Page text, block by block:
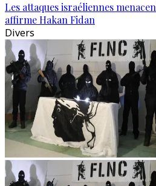
Les attaques israéliennes
affirme Hakan Fidan
Divers